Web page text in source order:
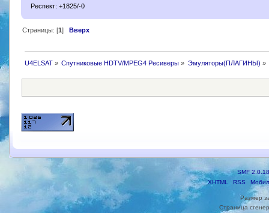
Респект: +1825/-0
Страницы: [1] Вверх
U4ELSAT» Спутниковые HDTV/MPEG4 Ресиверы » Эмуляторы(ПЛАГИНЫ) »
SMF 2.0.18
XHTML
RSS
Размер
Страница